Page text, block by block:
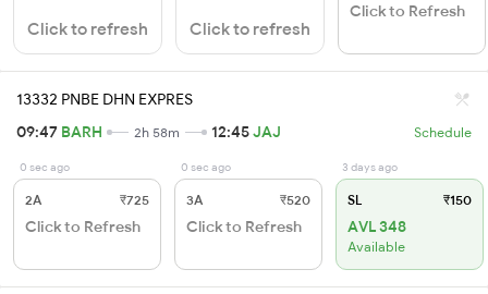
Click to refresh Click to refresh
Click to Refresh
13332 PNBE DHN EXPRES
09:47 BARH 2h 58m 12:45JAJ Schedule
0 sec ago
2A ₹725
Click to Refresh
0 sec ago
3A ₹520
Click to Refresh
3 days ago
SL ₹150
AVL 348
Available